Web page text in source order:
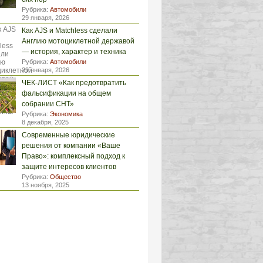
Рубрика: Автомобили
29 января, 2026
Как AJS и Matchless сделали
Англию мотоциклетной державой
— история, характер и техника
Рубрика: Автомобили
29 января, 2026
ЧЕК-ЛИСТ «Как предотвратить
фальсификации на общем
собрании СНТ»
Рубрика: Экономика
8 декабря, 2025
Современные юридические
решения от компании «Ваше
Право»: комплексный подход к
защите интересов клиентов
Рубрика: Общество
13 ноября, 2025